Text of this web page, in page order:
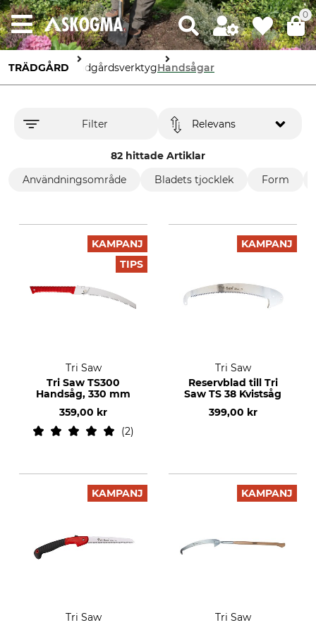
0
TRÄDGÅRD TrädgårdsverktygHandsågar
Filter
82 hittade Artiklar
Relevans
Användningsområde Bladets tjocklek Form
KAMPANJ
TIPS
Tri Saw
Tri Saw TS300
Handsåg, 330 mm
359,00 kr
2
KAMPANJ
Tri Saw
Reservblad till Tri
Saw TS 38 Kvistsåg
399,00 kr
KAMPANJ
Tri Saw
KAMPANJ
Tri Saw